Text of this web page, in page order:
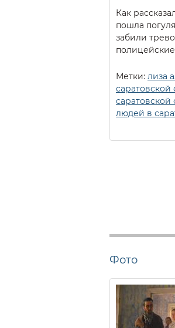
Как
пошла
забили
Метки: лиза
саратовской
саратовской
людей в
Фото